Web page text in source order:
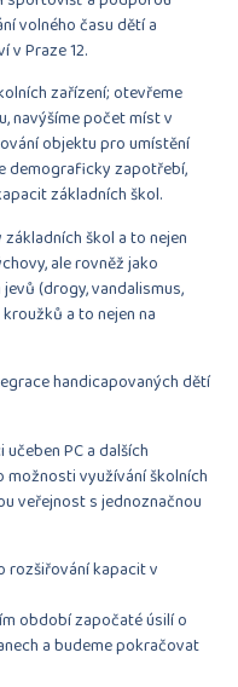
volného času dětí a
v Praze 12.
zařízení; otevřeme
navýšíme počet míst v
objektu pro umístění
demograficky zapotřebí,
základních škol.
škol a to nejen
ale rovněž jako
(drogy, vandalismus,
a to nejen na
handicapovaných dětí
PC a dalších
využívání školních
veřejnost s jednoznačnou
rozšiřování kapacit v
období započaté úsilí o
a budeme pokračovat